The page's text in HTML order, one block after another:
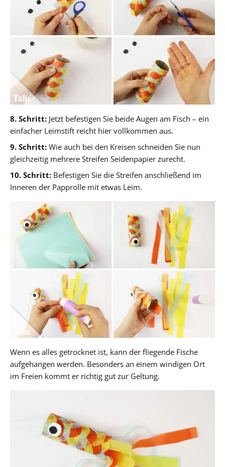
8. Schritt: Jetzt befestigen Sie beide Augen am Fisch – ein
einfacher Leimstift reicht hier vollkommen aus.
9. Schritt: Wie auch bei den Kreisen schneiden Sie nun
gleichzeitig mehrere Streifen Seidenpapier zurecht.
10. Schritt: Befestigen Sie die Streifen anschließend im
Inneren der Papprolle mit etwas Leim.
Wenn es alles getrocknet ist, kann der fliegende Fische
aufgehangen werden. Besonders an einem windigen Ort
im Freien kommt er richtig gut zur Geltung.